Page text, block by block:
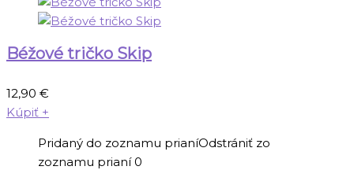
Béžové tričko Skip
12,90 €
Kúpiť +
Pridaný do zoznamu prianíOdstrániť zo
zoznamu prianí 0